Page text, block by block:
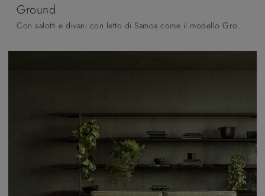
Ground
Con salotti e divani con letto di Samoa come il modello Ground in tessuto, potrai ultimare il tuo progetto d'arredo.